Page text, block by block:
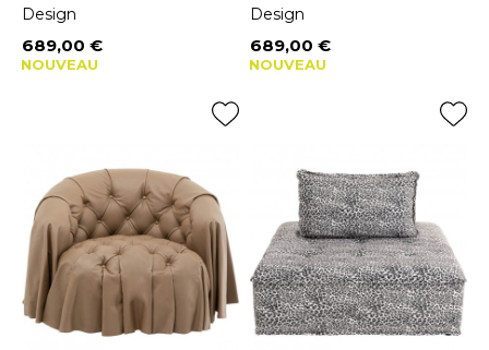
Design
Prix
689,00 €
NOUVEAU
Design
Prix
689,00 €
NOUVEAU